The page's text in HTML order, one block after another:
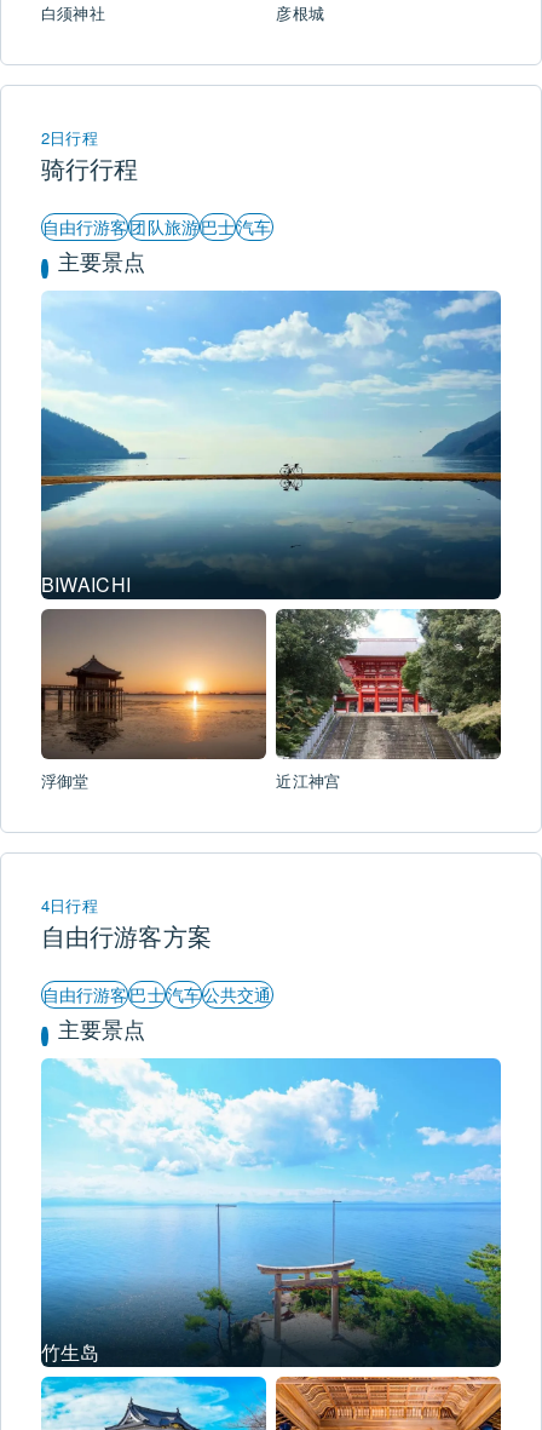
白须神社 彦根城
骑行行程
2日行程
自由行游客团队旅游巴士汽车
主要景点
浮御堂 近江神宫
BIWAICHI
自由行游客方案
4日行程
自由行游客巴士汽车公共交通
主要景点
竹生岛